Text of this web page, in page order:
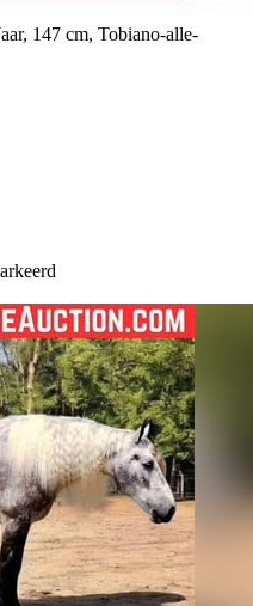
147 cm, Tobiano-alle-